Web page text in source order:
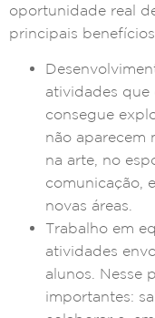
oportunidade real
principais
atividades que
consegue
não aparecem
na arte, no
comunicação,
novas áreas.
Trabalho em
atividades
alunos. Nesse
importantes: